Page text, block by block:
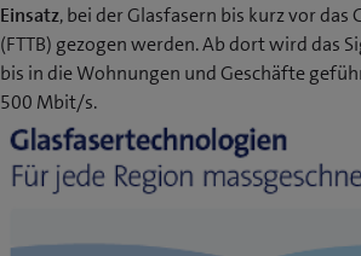
Einsatz, bei der Glasfasern bis kurz vor das
(FTTB) gezogen werden. Ab dort wird das
bis in die Wohnungen und Geschäfte
500 Mbit/s.